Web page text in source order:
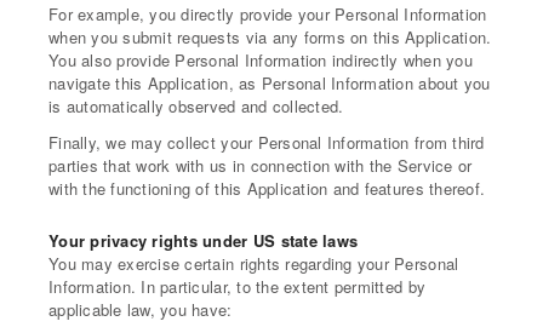
For example, you directly provide your Personal Information
when you submit requests via any forms on this Application.
You also provide Personal Information indirectly when you
navigate this Application, as Personal Information about you
is automatically observed and collected.
Finally, we may collect your Personal Information from third
parties that work with us in connection with the Service or
with the functioning of this Application and features thereof.
Your privacy rights under US state laws
You may exercise certain rights regarding your Personal
Information. In particular, to the extent permitted by
applicable law, you have: